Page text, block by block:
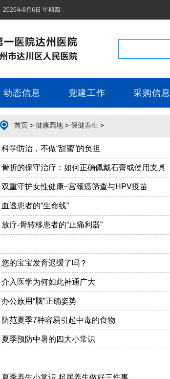
2026年8月6日 星期四
动态信息 党建工作 采购信息
首页> 健康园地> 保健养生 >
科学防治，不做“甜蜜”的负担
骨折的保守治疗：如何正确佩戴石膏或使用支具
双重守护女性健康~宫颈癌筛查与HPV疫苗
血透患者的“生命线”
放疗-骨转移患者的“止痛利器”
您的宝宝发育迟缓了吗？
介入医学为何如此神通广大
办公族用“脑”正确姿势
防范夏季7种容易引起中毒的食物
夏季预防中暑的四大小常识
夏季养生小常识 起居养生做好三件事